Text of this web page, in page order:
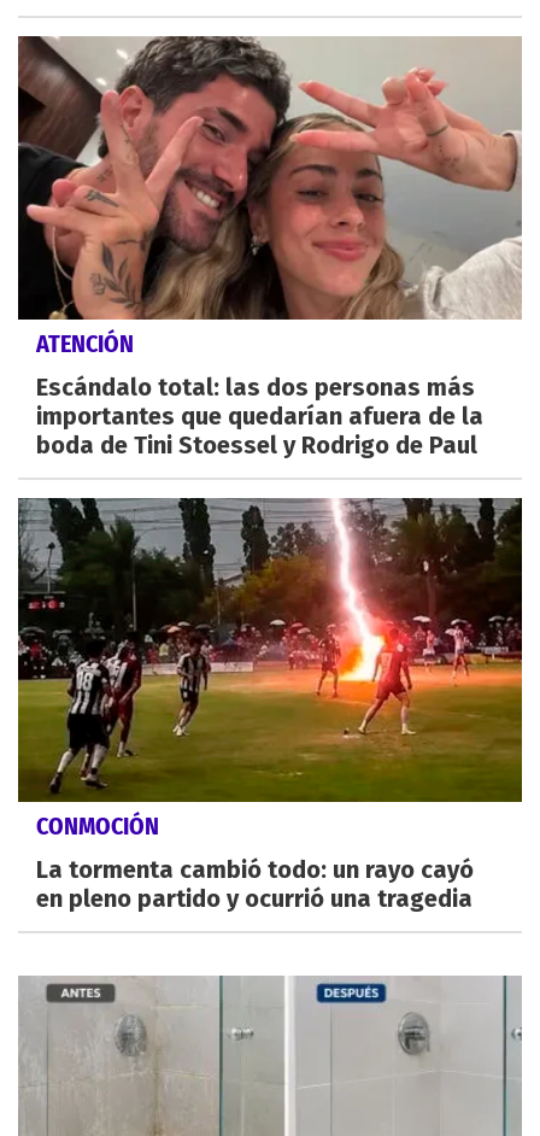
ATENCIÓN
Escándalo total: las dos personas más
importantes que quedarían afuera de la
boda de Tini Stoessel y Rodrigo de Paul
CONMOCIÓN
La tormenta cambió todo: un rayo cayó
en pleno partido y ocurrió una tragedia